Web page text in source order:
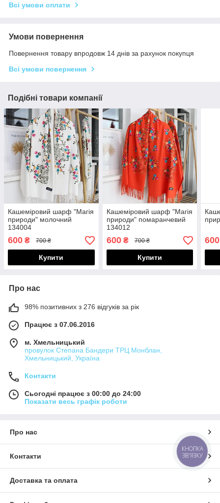
Всі умови оплати
Умови повернення
Повернення товару впродовж 14 днів за рахунок покупця
Всі умови повернення
Подібні товари компанії
Кашеміровий шарф "Магія
природи" молочний
134004
600 ₴ 700 ₴
Купити
Кашеміровий шарф "Магія
природи" помаранчевий
134012
600₴ 700 ₴
Купити
600
Про нас
98% позитивних з 276 відгуків за рік
Працює з 07.06.2016
м. Хмельницький
провулок Степана Бандери ТРЦ Монблан,
Хмельницький, Україна
Контакти
Сьогодні працює з 00:00 до 24:00
Показати весь графік роботи
Про нас
Контакти
Доставка та оплата
КНОПКА
ЗВ'ЯЗКУ